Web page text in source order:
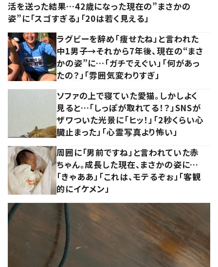
活を送った結果…42歳になった現在の”まさかの
姿”に「スゴすぎる」「20は若く見える」
ラグビーを辞め「痩せたね」と言われた
中1男子→それから7年後、現在の“まさ
かの姿”に…「ガチでえぐい」「何があっ
たの？」「雰囲気変わりすぎ」
ソファの上で寝ていた愛猫。しかしよく
見ると…「しっぽが取れてる！？」SNSが
ザワついた光景に「ヒッ！」「2秒くらい心
臓止まった」「心霊写真より怖い」
周囲に「男前ですね」と言われていた赤
ちゃん。成長した現在、まさかの姿に…
「きゃああ」「これは、モテるぞぉ」「客観
的にイケメン」